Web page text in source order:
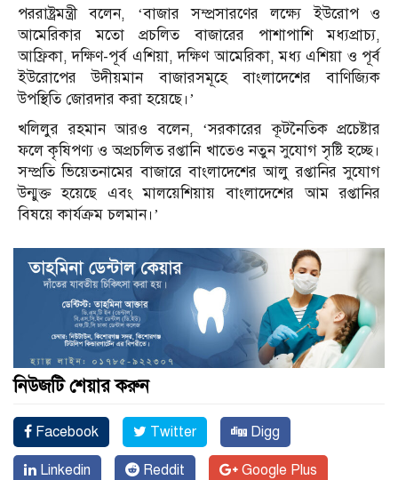
পররাষ্ট্রমন্ত্রী বলেন, ‘বাজার সম্প্রসারণের লক্ষ্যে ইউরোপ ও
আমেরিকার মতো প্রচলিত বাজারের পাশাপাশি মধ্যপ্রাচ্য,
আফ্রিকা, দক্ষিণ-পূর্ব এশিয়া, দক্ষিণ আমেরিকা, মধ্য এশিয়া ও পূর্ব
ইউরোপের উদীয়মান বাজারসমূহে বাংলাদেশের বাণিজ্যিক
উপস্থিতি জোরদার করা হয়েছে।’
খলিলুর রহমান আরও বলেন, ‘সরকারের কূটনৈতিক প্রচেষ্টার
ফলে কৃষিপণ্য ও অপ্রচলিত রপ্তানি খাতেও নতুন সুযোগ সৃষ্টি হচ্ছে।
সম্প্রতি ভিয়েতনামের বাজারে বাংলাদেশের আলু রপ্তানির সুযোগ
উন্মুক্ত হয়েছে এবং মালয়েশিয়ায় বাংলাদেশের আম রপ্তানির
বিষয়ে কার্যক্রম চলমান।’
নিউজটি শেয়ার করুন
Facebook Twitter Digg
Linkedin Reddit Google Plus